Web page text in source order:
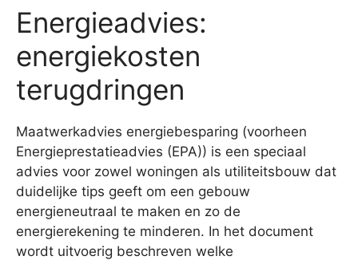
Energieadvies:
energiekosten
terugdringen
Maatwerkadvies energiebesparing (voorheen
Energieprestatieadvies (EPA)) is een speciaal
advies voor zowel woningen als utiliteitsbouw dat
duidelijke tips geeft om een gebouw
energieneutraal te maken en zo de
energierekening te minderen. In het document
wordt uitvoerig beschreven welke